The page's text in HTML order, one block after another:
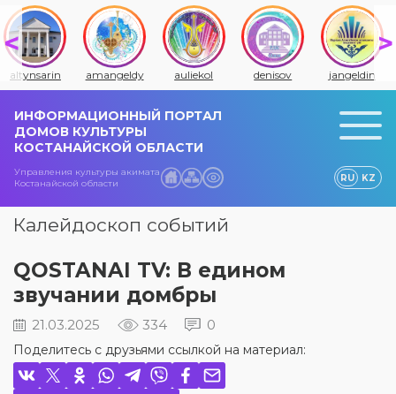
altynsarin amangeldy auliekol denisov jangeldin
ИНФОРМАЦИОННЫЙ ПОРТАЛ
ДОМОВ КУЛЬТУРЫ
КОСТАНАЙСКОЙ ОБЛАСТИ
Управления культуры акимата
Костанайской области
RU KZ
Калейдоскоп событий
QOSTANAI TV: В едином
звучании домбры
21.03.2025 334 0
Поделитесь с друзьями ссылкой на материал: